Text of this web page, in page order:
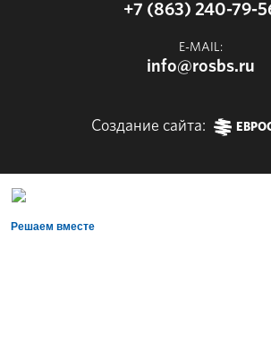
+7 (863) 240-79-
E-MAIL:
info@rosbs.ru
Создание сайта:
Решаем вместе